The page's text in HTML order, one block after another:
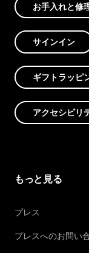
お手入れと修
サインイン
ギフトラッピ
アクセシビリ
もっと見る
プレス
プレスへのお問い